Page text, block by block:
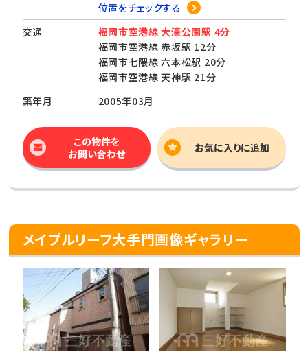
位置をチェックする
交通
福岡市空港線 大濠公園駅 4分
福岡市空港線 赤坂駅 12分
福岡市七隈線 六本松駅 20分
福岡市空港線 天神駅 21分
築年月
2005年03月
この物件を
お問い合わせ
お気に入りに追加
メイプルリーフ大手門画像ギャラリー